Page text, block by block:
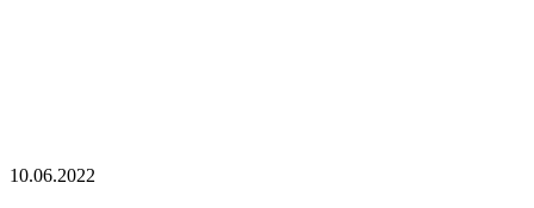
10.06.2022